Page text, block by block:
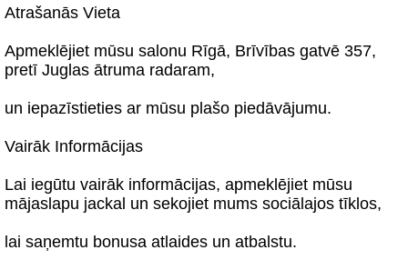
Atrašanās Vieta
Apmeklējiet mūsu salonu Rīgā, Brīvības gatvē 357,
pretī Juglas ātruma radaram,
un iepazīstieties ar mūsu plašo piedāvājumu.
Vairāk Informācijas
Lai iegūtu vairāk informācijas, apmeklējiet mūsu
mājaslapu jackal un sekojiet mums sociālajos tīklos,
lai saņemtu bonusa atlaides un atbalstu.